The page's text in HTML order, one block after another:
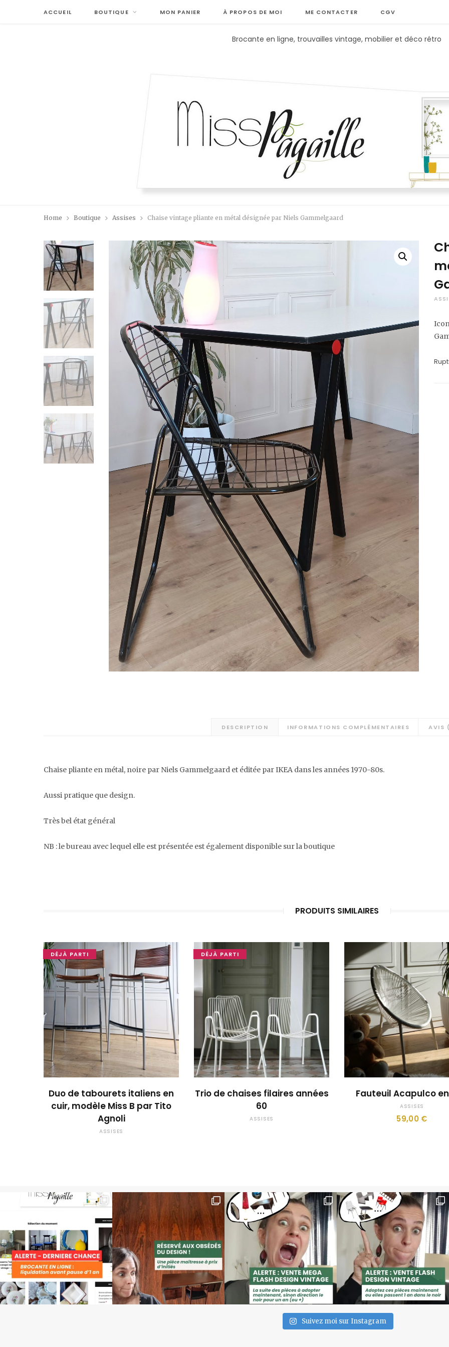
ACCUEIL BOUTIQUE MON PANIER À PROPOS DE MOI ME CONTACTER CGV
Brocante en ligne, trouvailles vintage, mobilier et déco rétro
Home Boutique Assises Chaise vintage pliante en métal désignée par Niels Gammelgaard
DESCRIPTION INFORMATIONS COMPLÉMENTAIRES AVIS
Chaise pliante en métal, noire par Niels Gammelgaard et éditée par IKEA dans les années 1970-80s.
Aussi pratique que design.
Très bel état général
NB : le bureau avec lequel elle est présentée est également disponible sur la boutique
PRODUITS SIMILAIRES
DÉJÀ PARTI
Duo de tabourets italiens en
cuir, modèle Miss B par Tito
Agnoli
ASSISES
DÉJÀ PARTI
Trio de chaises filaires années
60
ASSISES
Fauteuil Acapulco
ASSISES
59,00 €
Suivez moi sur Instagram